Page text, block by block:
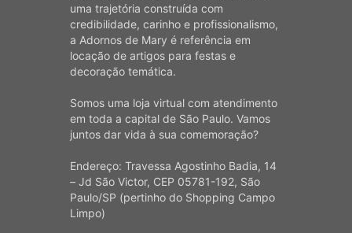
uma trajetória construída com
credibilidade, carinho e profissionalismo,
a Adornos de Mary é referência em
locação de artigos para festas e
decoração temática.
Somos uma loja virtual com atendimento
em toda a capital de São Paulo. Vamos
juntos dar vida à sua comemoração?
Endereço: Travessa Agostinho Badia, 14
– Jd São Victor, CEP 05781-192, São
Paulo/SP (pertinho do Shopping Campo
Limpo)